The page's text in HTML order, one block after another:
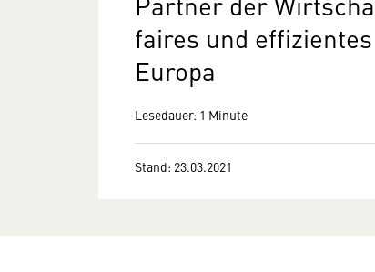
faires und
Europa
Lesedauer: 1 Minute
Stand: 23.03.2021